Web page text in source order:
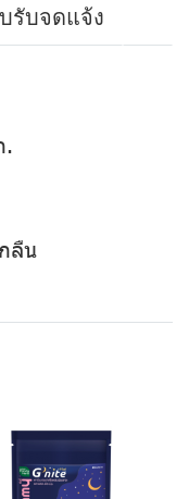
รับจดแจ้ง
.
ลืน